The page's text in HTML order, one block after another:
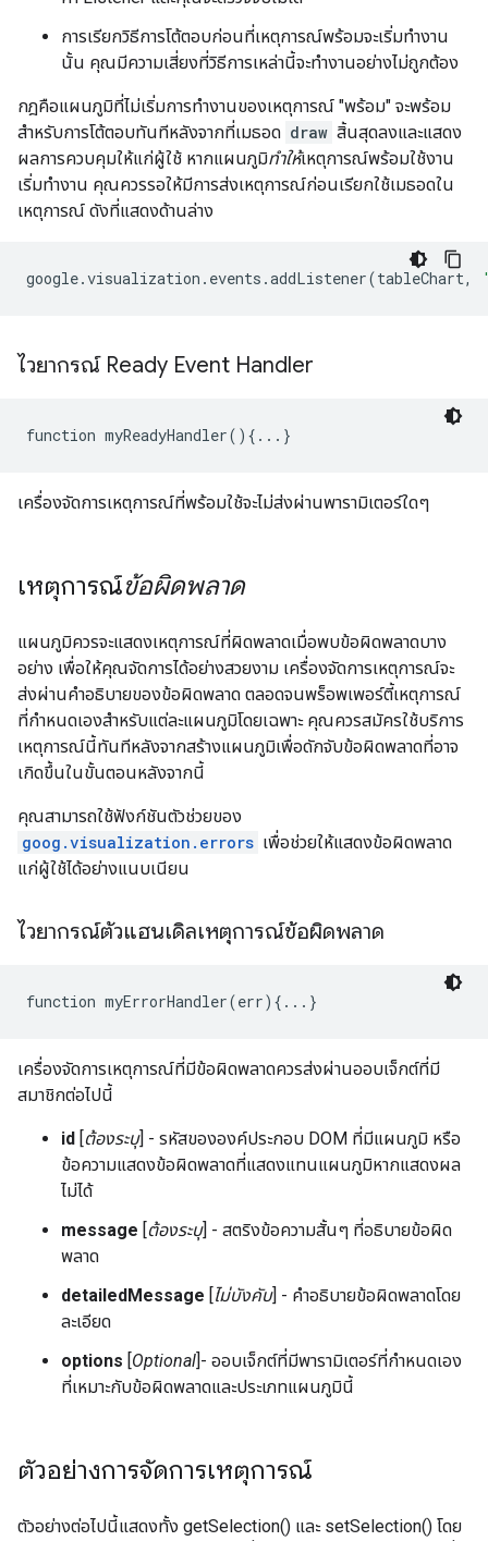
การเรียกวิธีการโต้ตอบก่อนที่เหตุการณ์พร้อมจะเริ่มทำงาน
นั้น คุณมีความเสี่ยงที่วิธีการเหล่านี้จะทำงานอย่างไม่ถูกต้อง
กฎคือแผนภูมิที่ไม่เริ่มการทำงานของเหตุการณ์ "พร้อม" จะพร้อม
สำหรับการโต้ตอบทันทีหลังจากที่เมธอด draw สิ้นสุดลงและแสดง
ผลการควบคุมให้แก่ผู้ใช้ หากแผนภูมิทำให้เหตุการณ์พร้อมใช้งาน
เริ่มทำงาน คุณควรรอให้มีการส่งเหตุการณ์ก่อนเรียกใช้เมธอดใน
เหตุการณ์ ดังที่แสดงด้านล่าง
google.visualization . events .addListener(tableChart,
ไวยากรณ์ Ready Event Handler
function myReadyHandler(){...}
เครื่องจัดการเหตุการณ์ที่พร้อมใช้จะไม่ส่งผ่านพารามิเตอร์ใดๆ
เหตุการณ์ข้อผิดพลาด
แผนภูมิควรจะแสดงเหตุการณ์ที่ผิดพลาดเมื่อพบข้อผิดพลาดบาง
อย่าง เพื่อให้คุณจัดการได้อย่างสวยงาม เครื่องจัดการเหตุการณ์จะ
ส่งผ่านคำอธิบายของข้อผิดพลาด ตลอดจนพร็อพเพอร์ตี้เหตุการณ์
ที่กำหนดเองสำหรับแต่ละแผนภูมิโดยเฉพาะ คุณควรสมัครใช้บริการ
เหตุการณ์นี้ทันทีหลังจากสร้างแผนภูมิเพื่อดักจับข้อผิดพลาดที่อาจ
เกิดขึ้นในขั้นตอนหลังจากนี้
คุณสามารถใช้ฟังก์ชันตัวช่วยของ
goog.visualization.errors เพื่อช่วยให้แสดงข้อผิดพลาด
แก่ผู้ใช้ได้อย่างแนบเนียน
ไวยากรณ์ตัวแฮนเดิลเหตุการณ์ข้อผิดพลาด
function myErrorHandler(err){...}
เครื่องจัดการเหตุการณ์ที่มีข้อผิดพลาดควรส่งผ่านออบเจ็กต์ที่มี
สมาชิกต่อไปนี้
id [ต้องระบุ] - รหัสขององค์ประกอบ DOM ที่มีแผนภูมิ หรือ
ข้อความแสดงข้อผิดพลาดที่แสดงแทนแผนภูมิหากแสดงผล
ไม่ได้
message [ต้องระบุ] - สตริงข้อความสั้นๆ ที่อธิบายข้อผิด
พลาด
detailedMessage [ไม่บังคับ] - คำอธิบายข้อผิดพลาดโดย
ละเอียด
options [Optional]- ออบเจ็กต์ที่มีพารามิเตอร์ที่กำหนดเอง
ที่เหมาะกับข้อผิดพลาดและประเภทแผนภูมินี้
ตัวอย่างการจัดการเหตุการณ์
ตัวอย่างต่อไปนี้แสดงทั้ง getSelection() และ setSelection() โดย